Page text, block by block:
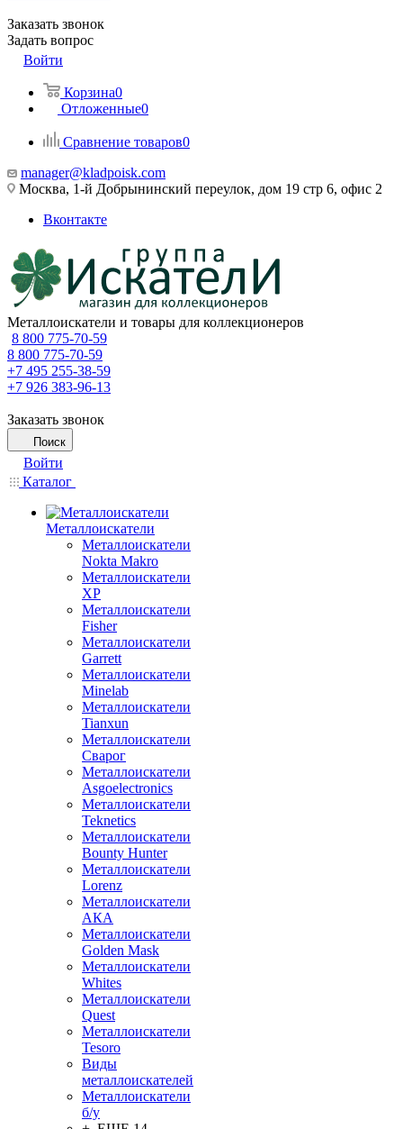
Заказать звонок
Задать вопрос
Войти
Корзина0
Отложенные0
Сравнение товаров0
manager@kladpoisk.com
Москва, 1-й Добрынинский переулок, дом 19 стр 6, офис 2
Вконтакте
Металлоискатели и товары для коллекционеров
8 800 775-70-59
8 800 775-70-59
+7 495 255-38-59
+7 926 383-96-13
Заказать звонок
Поиск
Войти
Каталог
Металлоискатели
Металлоискатели
Nokta Makro
Металлоискатели
XP
Металлоискатели
Fisher
Металлоискатели
Garrett
Металлоискатели
Minelab
Металлоискатели
Tianxun
Металлоискатели
Сварог
Металлоискатели
Asgoelectronics
Металлоискатели
Teknetics
Металлоискатели
Bounty Hunter
Металлоискатели
Lorenz
Металлоискатели
АКА
Металлоискатели
Golden Mask
Металлоискатели
Whites
Металлоискатели
Quest
Металлоискатели
Tesoro
Виды
металлоискателей
Металлоискатели
б/у